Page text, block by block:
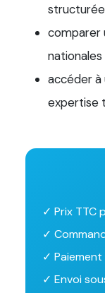
comparer
accéder à
expertise
✓ Prix TTC
✓
✓ Paiement
✓ Envoi